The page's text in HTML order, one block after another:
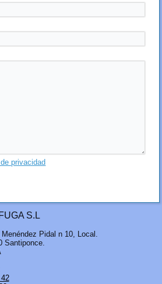
privacidad
S.L
Pidal n 10, Local.
Santiponce.